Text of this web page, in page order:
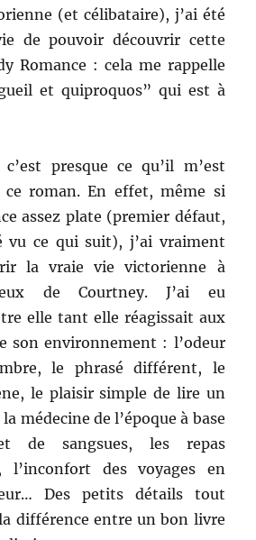
(et célibataire), j’ai été
de pouvoir découvrir cette
Romance : cela me rappelle
et quiproquos” qui est à
presque ce qu’il m’est
roman. En effet, même si
assez plate (premier défaut,
vu ce qui suit), j’ai vraiment
la vraie vie victorienne à
de Courtney. J’ai eu
elle tant elle réagissait aux
son environnement : l’odeur
le phrasé différent, le
le plaisir simple de lire un
médecine de l’époque à base
de sangsues, les repas
l’inconfort des voyages en
Des petits détails tout
différence entre un bon livre